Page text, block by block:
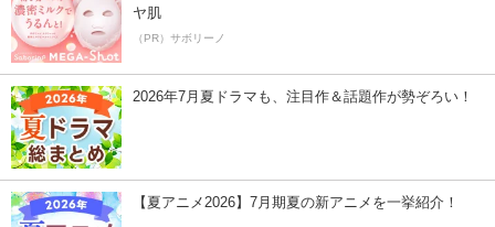
ヤ肌
（PR）サボリーノ
2026年7月夏ドラマも、注目作＆話題作が勢ぞろい！
【夏アニメ2026】7月期夏の新アニメを一挙紹介！